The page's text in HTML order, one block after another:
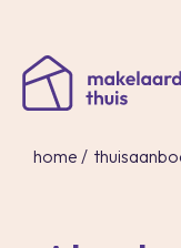
home /